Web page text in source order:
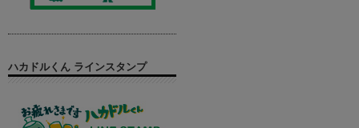
ハカドルくん ラインスタンプ